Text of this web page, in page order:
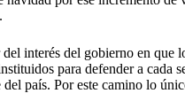
interés del gobierno en que
para defender a cada
del país. Por este camino lo